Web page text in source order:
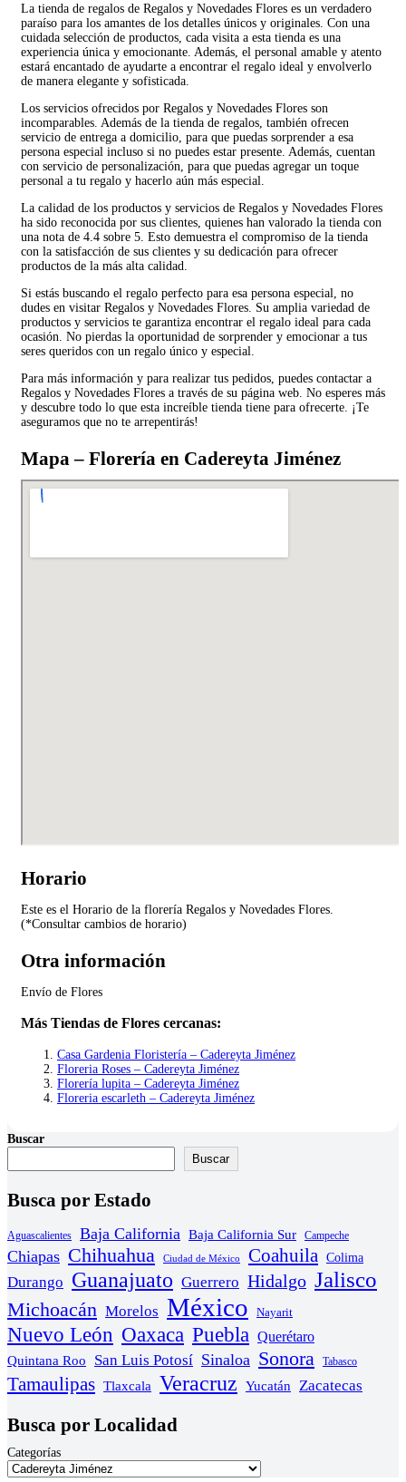
La tienda de regalos de Regalos y Novedades Flores es un verdadero
paraíso para los amantes de los detalles únicos y originales. Con una
cuidada selección de productos, cada visita a esta tienda es una
experiencia única y emocionante. Además, el personal amable y atento
estará encantado de ayudarte a encontrar el regalo ideal y envolverlo
de manera elegante y sofisticada.
Los servicios ofrecidos por Regalos y Novedades Flores son
incomparables. Además de la tienda de regalos, también ofrecen
servicio de entrega a domicilio, para que puedas sorprender a esa
persona especial incluso si no puedes estar presente. Además, cuentan
con servicio de personalización, para que puedas agregar un toque
personal a tu regalo y hacerlo aún más especial.
La calidad de los productos y servicios de Regalos y Novedades Flores
ha sido reconocida por sus clientes, quienes han valorado la tienda con
una nota de 4.4 sobre 5. Esto demuestra el compromiso de la tienda
con la satisfacción de sus clientes y su dedicación para ofrecer
productos de la más alta calidad.
Si estás buscando el regalo perfecto para esa persona especial, no
dudes en visitar Regalos y Novedades Flores. Su amplia variedad de
productos y servicios te garantiza encontrar el regalo ideal para cada
ocasión. No pierdas la oportunidad de sorprender y emocionar a tus
seres queridos con un regalo único y especial.
Para más información y para realizar tus pedidos, puedes contactar a
Regalos y Novedades Flores a través de su página web. No esperes más
y descubre todo lo que esta increíble tienda tiene para ofrecerte. ¡Te
aseguramos que no te arrepentirás!
Mapa – Florería en Cadereyta Jiménez
Horario
Este es el Horario de la florería Regalos y Novedades Flores.
(*Consultar cambios de horario)
Otra información
Envío de Flores
Más Tiendas de Flores cercanas:
Casa Gardenia Floristería – Cadereyta Jiménez
Floreria Roses – Cadereyta Jiménez
Florería lupita – Cadereyta Jiménez
Floreria escarleth – Cadereyta Jiménez
Buscar
Buscar
Busca por Estado
Aguascalientes Baja California Baja California Sur Campeche
Chiapas Chihuahua Ciudad de México Coahuila Colima
Durango Guanajuato Guerrero Hidalgo Jalisco
Michoacán Morelos México Nayarit
Nuevo León Oaxaca Puebla Querétaro
Quintana Roo San Luis Potosí Sinaloa Sonora Tabasco
Tamaulipas Tlaxcala Veracruz Yucatán Zacatecas
Busca por Localidad
Categorías